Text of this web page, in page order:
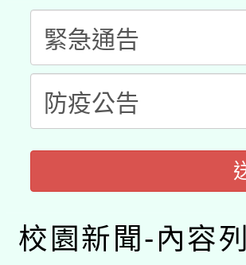
「數位內容與
pilot」
有關大陸委員
薪期間赴陸應
轉知經濟部水
業技術研究院
用水績優單位
動」
115年8月22
桃園市孔廟祈
開 智慧啟航」
2026年桃園
校園新聞-內容